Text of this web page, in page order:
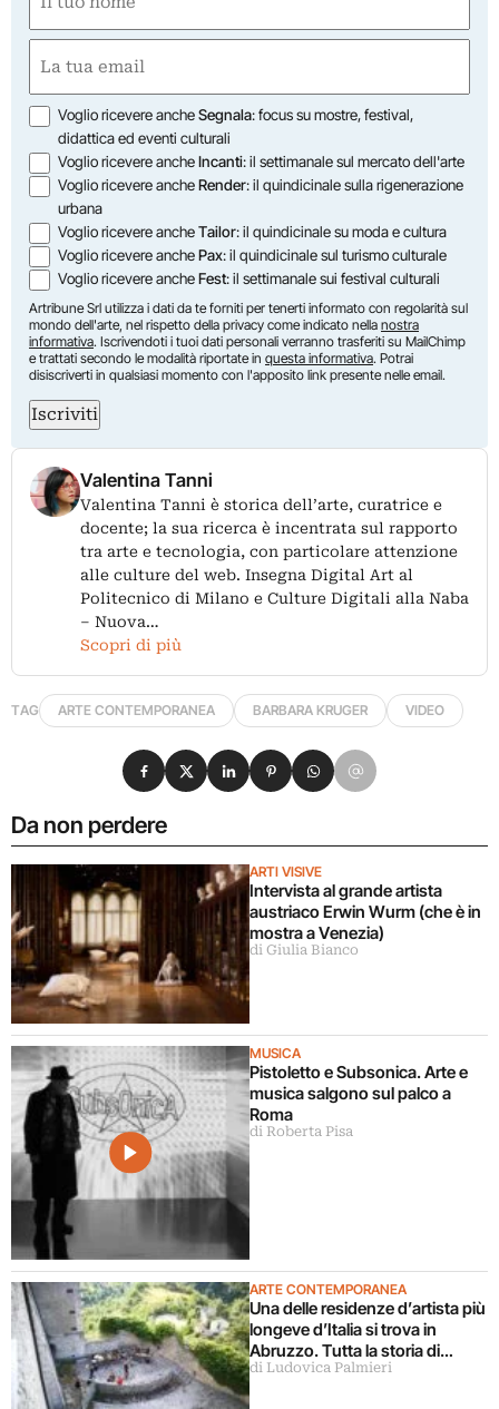
(Required)
First
(Required)
Opzioni
Voglio ricevere ancheSegnala: focus su mostre, festival,
didattica ed eventi culturali
Voglio ricevere ancheIncanti: il settimanale sul mercato dell'arte
Voglio ricevere ancheRender: il quindicinale sulla rigenerazione
urbana
Voglio ricevere ancheTailor: il quindicinale su moda e cultura
Voglio ricevere anchePax: il quindicinale sul turismo culturale
Voglio ricevere ancheFest: il settimanale sui festival culturali
Artribune Srl utilizza i dati da te forniti per tenerti informato con regolarità sul
mondo dell'arte, nel rispetto della privacy come indicato nella nostra
informativa. Iscrivendoti i tuoi dati personali verranno trasferiti su MailChimp
e trattati secondo le modalità riportate in questa informativa. Potrai
disiscriverti in qualsiasi momento con l'apposito link presente nelle email.
Iscriviti
Valentina Tanni
Valentina Tanni è storica dell’arte, curatrice e
docente; la sua ricerca è incentrata sul rapporto
tra arte e tecnologia, con particolare attenzione
alle culture del web. Insegna Digital Art al
Politecnico di Milano e Culture Digitali alla Naba
– Nuova…
Scopri di più
TAG ARTE CONTEMPORANEA BARBARA KRUGER VIDEO
Da non perdere
ARTI VISIVE
Intervista al grande artista
austriaco Erwin Wurm (che è in
mostra a Venezia)
di Giulia Bianco
MUSICA
Pistoletto e Subsonica. Arte e
musica salgono sul palco a
Roma
di Roberta Pisa
ARTE CONTEMPORANEA
Una delle residenze d’artista più
longeve d’Italia si trova in
Abruzzo. Tutta la storia di
Ramo
di Ludovica Palmieri
Condividi su Facebook
Condividi su X
Condividi su LinkedIn
Condividi su Pinterest
Condividi su WhatsApp
Condividi su Email